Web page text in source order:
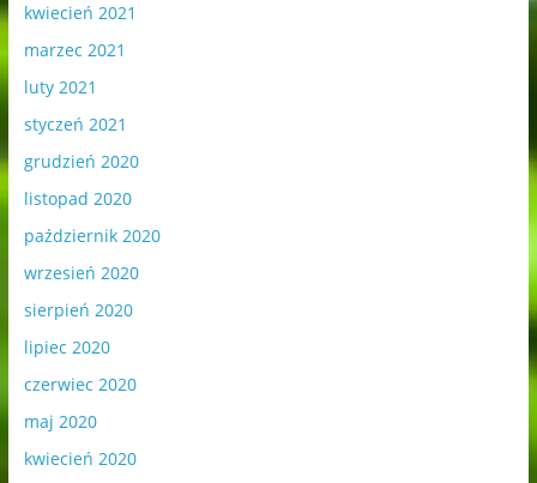
kwiecień 2021
marzec 2021
luty 2021
styczeń 2021
grudzień 2020
listopad 2020
październik 2020
wrzesień 2020
sierpień 2020
lipiec 2020
czerwiec 2020
maj 2020
kwiecień 2020